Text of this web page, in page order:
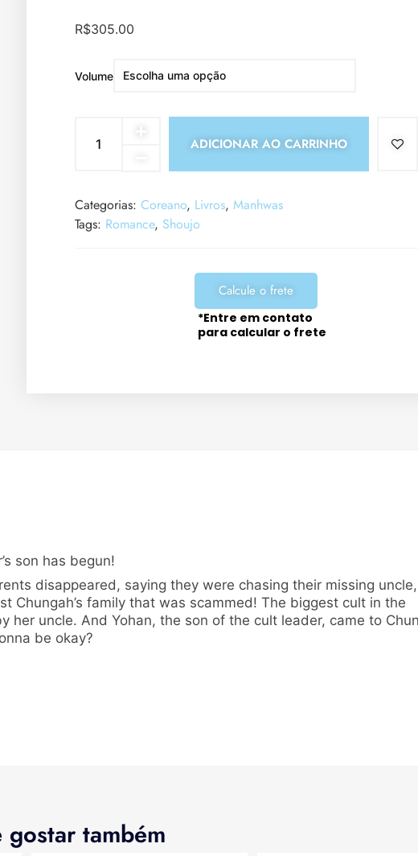
R$305.00
Volume
ADICIONAR AO CARRINHO
Categorias: Coreano, Livros, Manhwas
Tags: Romance, Shoujo
Calcule o frete
*Entre em contato
para calcular o frete
son has begun!
disappeared, saying they were chasing their missing
Chungah’s family that was scammed! The biggest cult in the
uncle. And Yohan, the son of the cult leader, came to
be okay?
também